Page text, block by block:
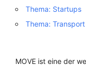
Thema: Startups
Thema:
MOVE ist eine der